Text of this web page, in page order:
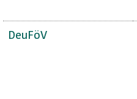
DeuFöV